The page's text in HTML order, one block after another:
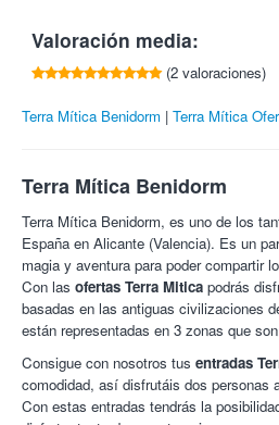
La entrada senior es aplicable a
Terra Mítica:Descubre las antiguas
atracciones que te hará viajar
emocionarán y harán subir tus niveles
¡Pura adrenalina en Colectivia!
Valoración media:
(2 valoraciones)
Terra Mítica Benidorm Terra Mítica
Terra Mítica Benidorm
Terra Mítica Benidorm, es uno de los
España en Alicante (Valencia). Es un
magia y aventura para poder compartir
Con las ofertas Terra Mitica podrás
basadas en las antiguas civilizaciones
están representadas en 3 zonas que
Consigue con nosotros tus entradas
comodidad, así disfrutáis dos personas
Con estas entradas tendrás la